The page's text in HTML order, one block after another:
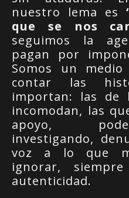
nuestro lema es
que se nos
seguimos la
pagan por
Somos un
contar las
importan: las de
incomodan, las
apoyo,
investigando,
voz a lo que
ignorar,
autenticidad.